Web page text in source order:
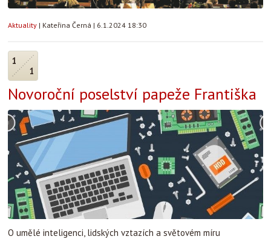
Aktuality | Kateřina Černá | 6.1.2024 18:30
1
1
Novoroční poselství papeže Františka
O umělé inteligenci, lidských vztazích a světovém míru